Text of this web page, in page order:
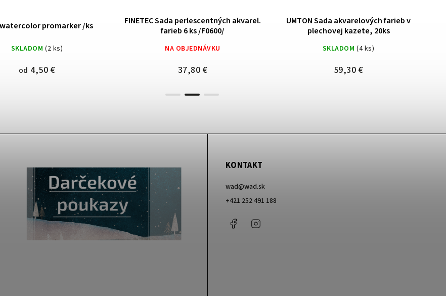
Sada akvarelových farieb v
kazete, 20ks
SKLADOM (4 ks)
59,30 €
Akvarelová sada Aquarius paleta Adam
Papke
SKLADOM (4 ks)
43,30 €
50 750 Opaque White medium 30ml
SKLADOM (3 ks)
7 €
KONTAKT
wad@wad.sk
+421 252 491 188
Facebook